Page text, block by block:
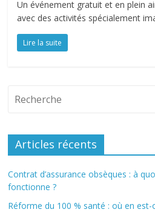
Un événement gratuit et en plein
avec des activités spécialement
Lire la suite
Articles récents
Contrat d’assurance obsèques : à
fonctionne ?
Réforme du 100 % santé : où en est-